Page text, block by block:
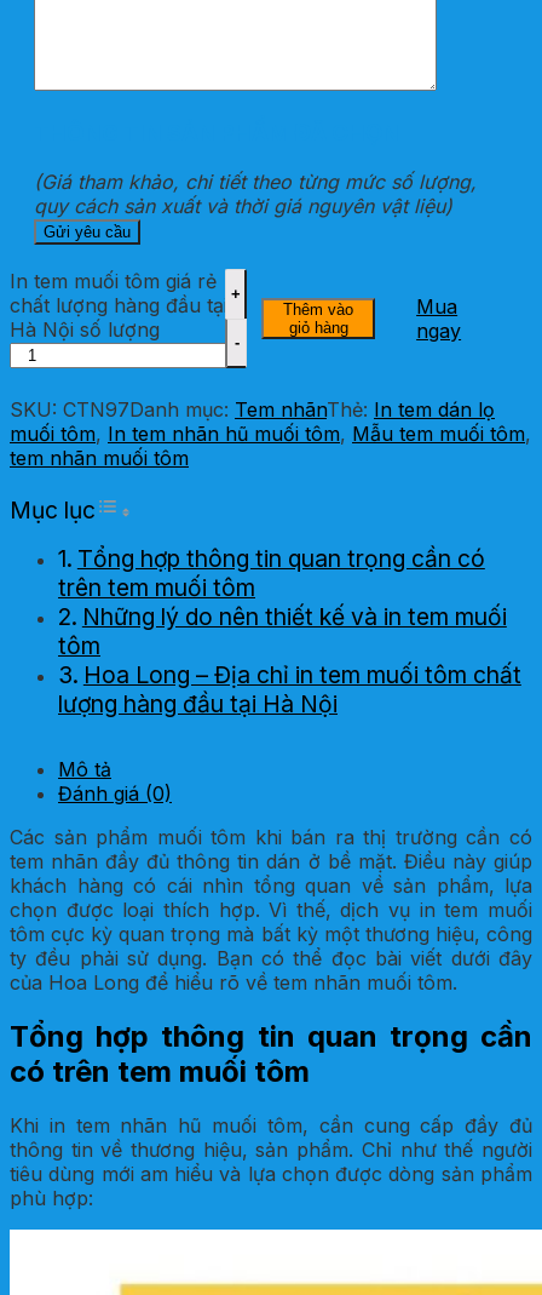
(Giá tham khảo, chi tiết theo từng mức số lượng,
quy cách sản xuất và thời giá nguyên vật liệu)
In tem muối tôm giá rẻ
chất lượng hàng đầu tại
Hà Nội số lượng
Thêm vào
giỏ hàng
Mua
ngay
SKU: CTN97Danh mục: Tem nhãnThẻ: In tem dán lọ
muối tôm, In tem nhãn hũ muối tôm, Mẫu tem muối tôm,
tem nhãn muối tôm
Mục lục Toggle Table of Content
Tổng hợp thông tin quan trọng cần có
trên tem muối tôm
Những lý do nên thiết kế và in tem muối
tôm
Hoa Long – Địa chỉ in tem muối tôm chất
lượng hàng đầu tại Hà Nội
Mô tả
Đánh giá (0)
Các sản phẩm muối tôm khi bán ra thị trường cần có
tem nhãn đầy đủ thông tin dán ở bề mặt. Điều này giúp
khách hàng có cái nhìn tổng quan về sản phẩm, lựa
chọn được loại thích hợp. Vì thế, dịch vụ in tem muối
tôm cực kỳ quan trọng mà bất kỳ một thương hiệu, công
ty đều phải sử dụng. Bạn có thể đọc bài viết dưới đây
của Hoa Long để hiểu rõ về tem nhãn muối tôm.
Tổng hợp thông tin quan trọng cần
có trên tem muối tôm
Khi in tem nhãn hũ muối tôm, cần cung cấp đầy đủ
thông tin về thương hiệu, sản phẩm. Chỉ như thế người
tiêu dùng mới am hiểu và lựa chọn được dòng sản phẩm
phù hợp: